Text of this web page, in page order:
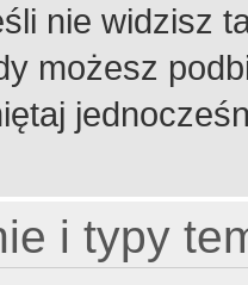
nie widzisz
możesz
i typy